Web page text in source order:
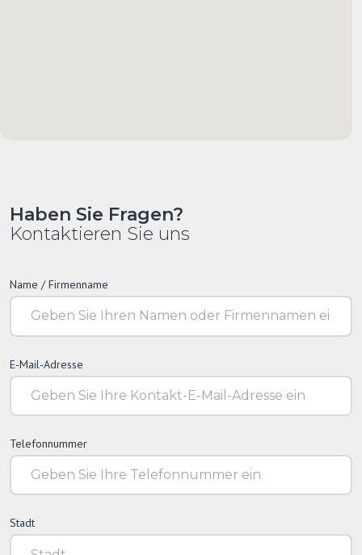
Haben Sie Fragen?
Kontaktieren Sie uns
Name / Firmenname
E-Mail-Adresse
Telefonnummer
Stadt